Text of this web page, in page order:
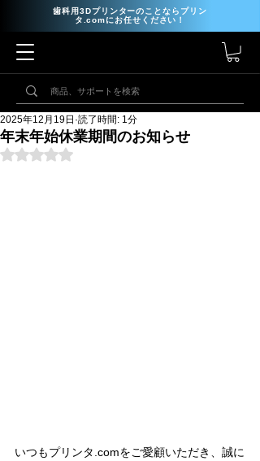
歯科用3Dプリンターのことならプリン
タ.comにお任せください！
年末年始休業期間のお知らせ
2025年12月19日 読了時間: 1分
5つ星のうちNaNと評価されています。
いつもプリンタ.comをご愛顧いただき、誠に